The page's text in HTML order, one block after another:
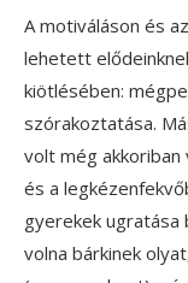
A motiváláson és
lehetett
kiötlésében:
szórakoztatása.
volt még
és a
gyerekek ugratása
volna bárkinek